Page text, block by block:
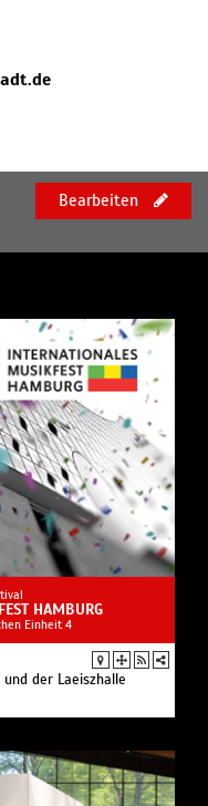
Bearbeiten
HAMBURG
Einheit 4
der Laeiszhalle